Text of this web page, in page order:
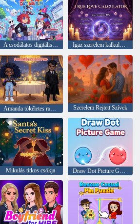
A csodálatos digitális társkereső sim Igaz szerelem kalkulátor
Amanda tökéletes randevúja Szerelem Rejtett Szívek
Mikulás titkos csókja Draw Dot Picture Game